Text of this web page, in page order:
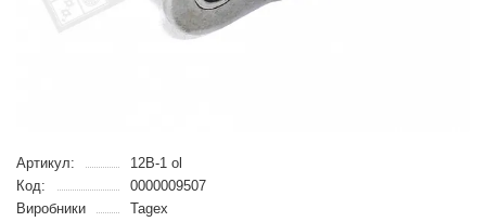
Артикул:
12B-1 ol
Код:
0000009507
Виробники
Tagex